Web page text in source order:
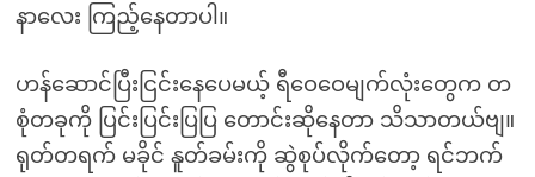
နာလေး ကြည့်နေတာပါ။
ဟန်ဆောင်ပြီးငြင်းနေပေမယ့် ရီဝေဝေမျက်လုံးတွေက တ
စုံတခုကို ပြင်းပြင်းပြပြ တောင်းဆိုနေတာ သိသာတယ်ဗျ။
ရုတ်တရက် မခိုင် နူတ်ခမ်းကို ဆွဲစုပ်လိုက်တော့ ရင်ဘက်